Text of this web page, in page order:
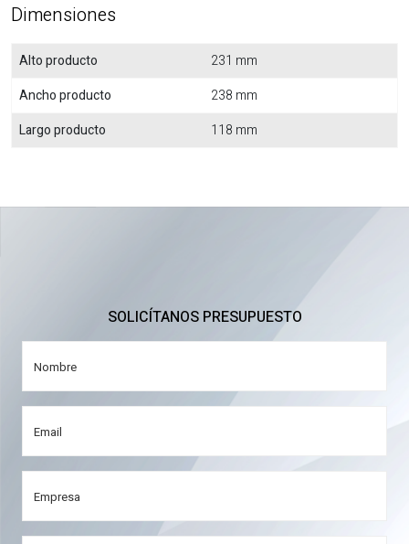
Dimensiones
Alto producto
231 mm
Ancho producto
238 mm
Largo producto
118 mm
SOLICÍTANOS PRESUPUESTO